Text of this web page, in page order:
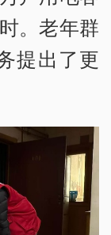
。老年群
提出了更